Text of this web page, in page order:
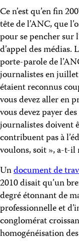
Ce n’est qu’en fin
tête de l’ANC, que
pour se pencher sur
d’appel des
porte-parole de
journalistes en juillet
étaient reconnus
vous devez aller en
vous devez payer
journalistes doivent
contribuent pas à
voulons, soit », a-t-il
Undocument de
2010 disait qu’un
degré étonnant de
professionnelle et
conglomérat
homogénéisation